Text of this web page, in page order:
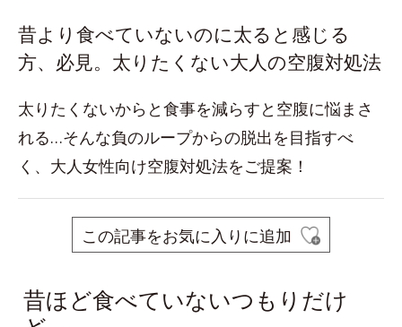
昔より食べていないのに太ると感じる
方、必見。太りたくない大人の空腹対処法
太りたくないからと食事を減らすと空腹に悩まさ
れる…そんな負のループからの脱出を目指すべ
く、大人女性向け空腹対処法をご提案！
この記事をお気に入りに追加
昔ほど食べていないつもりだけ